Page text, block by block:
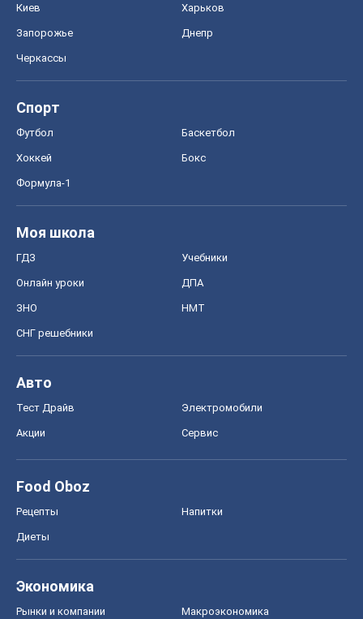
Киев Харьков
Запорожье Днепр
Черкассы
Спорт
Футбол Баскетбол
Хоккей Бокс
Формула-1
Моя школа
ГДЗ Учебники
Онлайн уроки ДПА
ЗНО НМТ
СНГ решебники
Авто
Тест Драйв Электромобили
Акции Сервис
Food Oboz
Рецепты Напитки
Диеты
Экономика
Рынки и компании Mакроэкономика